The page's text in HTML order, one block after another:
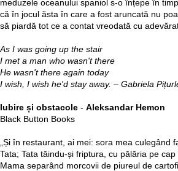
meduzele oceanului spaniol s-o înțepe în
că în jocul ăsta în care a fost aruncată nu
să piardă tot ce a contat vreodată cu
As I was going up the stair
I met a man who wasn't there
He wasn't there again today
I wish, I wish he'd stay away. – Gabriela
Iubire și obstacole - Aleksandar Hemon
Black Button Books
„Și în restaurant, ai mei: sora mea culegând
Tata; Tata tăindu-și friptura, cu pălăria pe
Mama separând morcovii de piureul de